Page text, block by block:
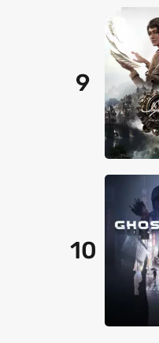
9
10